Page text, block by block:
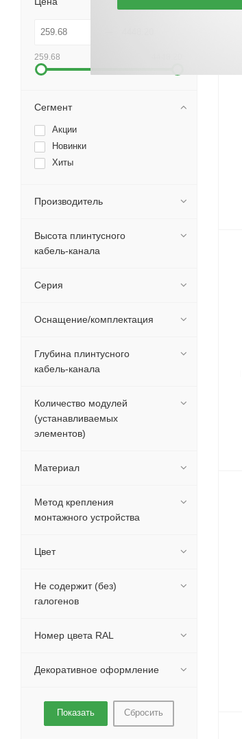
259.68
Сегмент
Акции
Новинки
Хиты
Производитель
Высота плинтусного
кабель-канала
Серия
Оснащение/комплектация
Глубина плинтусного
кабель-канала
Количество модулей
(устанавливаемых
элементов)
Материал
Метод крепления
монтажного устройства
Цвет
Не содержит (без)
галогенов
Номер цвета RAL
Декоративное оформление
Сбросить